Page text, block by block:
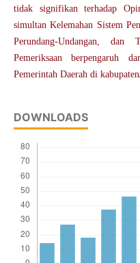
tidak signifikan terhadap
simultan Kelemahan Sistem
Perundang-Undangan,
Pemeriksaan berpengaruh
Pemerintah Daerah di
DOWNLOADS